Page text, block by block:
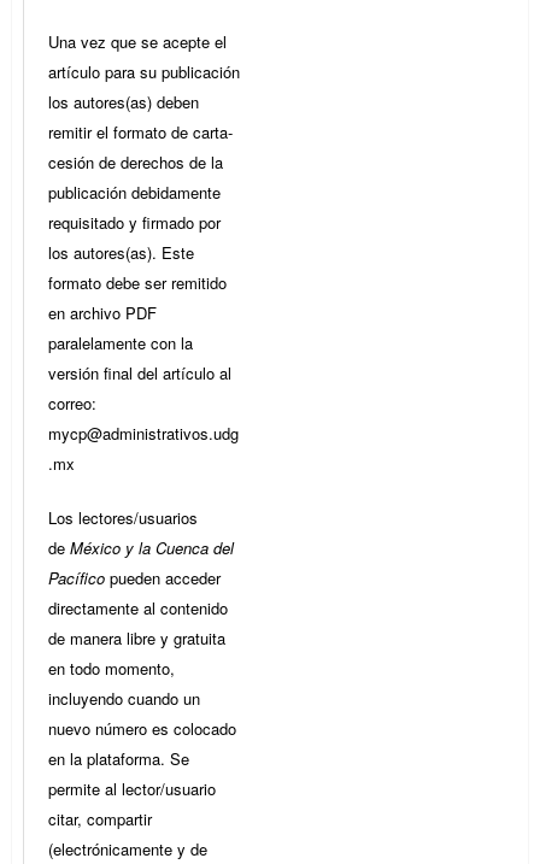
Una vez que se acepte el
artículo para su publicación
los autores(as) deben
remitir el formato de carta-
cesión de derechos de la
publicación debidamente
requisitado y firmado por
los autores(as). Este
formato debe ser remitido
en archivo PDF
paralelamente con la
versión final del artículo al
correo:
mycp@administrativos.udg
.mx
Los lectores/usuarios
de México y la Cuenca del
Pacífico pueden acceder
directamente al contenido
de manera libre y gratuita
en todo momento,
incluyendo cuando un
nuevo número es colocado
en la plataforma. Se
permite al lector/usuario
citar, compartir
(electrónicamente y de